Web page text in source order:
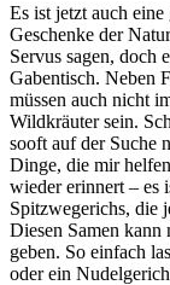
Es ist jetzt auch
Geschenke der
Servus sagen, doch
Gabentisch. Neben
müssen auch nicht
Wildkräuter sein.
sooft auf der Suche
Dinge, die mir
wieder erinnert – es
Spitzwegerichs, die
Diesen Samen kann
geben. So einfach
oder ein